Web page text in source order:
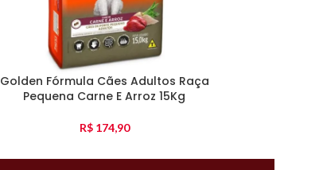
Golden Fórmula Cães Adultos Raça
Pequena Carne E Arroz 15Kg
R$174,90